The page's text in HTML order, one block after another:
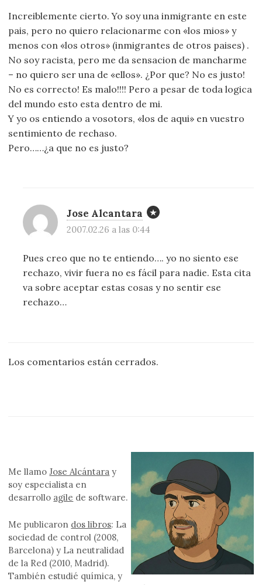
Increiblemente cierto. Yo soy una inmigrante en este
pais, pero no quiero relacionarme con «los mios» y
menos con «los otros» (inmigrantes de otros paises) .
No soy racista, pero me da sensacion de mancharme
– no quiero ser una de «ellos». ¿Por que? No es justo!
No es correcto! Es malo!!!! Pero a pesar de toda logica
del mundo esto esta dentro de mi.
Y yo os entiendo a vosotors, «los de aqui» en vuestro
sentimiento de rechaso.
Pero……¿a que no es justo?
Jose Alcantara
2007.02.26 a las 0:44
Pues creo que no te entiendo…. yo no siento ese
rechazo, vivir fuera no es fácil para nadie. Esta cita
va sobre aceptar estas cosas y no sentir ese
rechazo…
Los comentarios están cerrados.
Me llamoJose Alcántara y
soy especialista en
desarrollo agile de software.
Me publicaron dos libros: La
sociedad de control (2008,
Barcelona) y La neutralidad
de la Red (2010, Madrid).
También estudié química, y